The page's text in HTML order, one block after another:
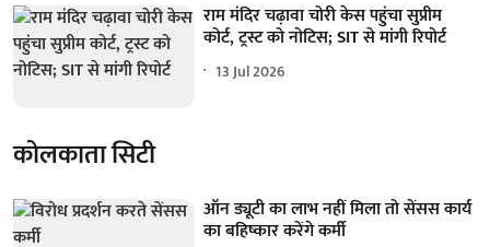
राम मंदिर चढ़ावा चोरी केस पहुंचा सुप्रीम
कोर्ट, ट्रस्ट को नोटिस; SIT से मांगी रिपोर्ट
13 Jul 2026
कोलकाता सिटी
ऑन ड्यूटी का लाभ नहीं मिला तो सेंसस कार्य
का बहिष्कार करेंगे कर्मी